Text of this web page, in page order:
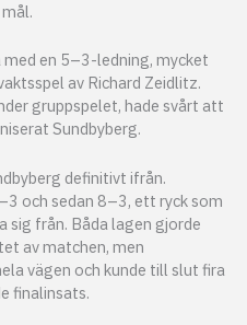
en 5–3-ledning, mycket
av Richard Zeidlitz.
gruppspelet, hade svårt att
Sundbyberg.
definitivt ifrån.
och sedan 8–3, ett ryck som
sig från. Båda lagen gjorde
av matchen, men
vägen och kunde till slut fira
finalinsats.